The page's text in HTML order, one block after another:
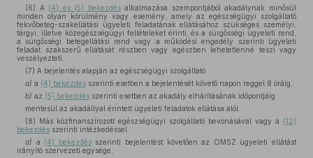
(6) A (4) és (5) bekezdésalkalmazása szempontjából akadálynak minősül
minden olyan körülmény vagy esemény, amely az egészségügyi szolgáltató
fekvőbeteg-szakellátási ügyeleti feladatának ellátásához szükséges személyi,
tárgyi, illetve közegészségügyi feltételeket érinti, és a sürgősségi ügyeleti rend,
a sürgősségi betegellátási rend vagy a működési engedély szerinti ügyeleti
feladat szakszerű ellátását részben vagy egészben lehetetlenné teszi vagy
veszélyezteti.
(7) A bejelentés alapján az egészségügyi szolgáltató
a) a (4) bekezdés szerinti esetben a bejelentését követő napon reggel 8 óráig,
b) az (5) bekezdés szerinti esetben az akadály elhárításának időpontjáig
mentesül az akadállyal érintett ügyeleti feladatok ellátása alól.
(8) Más közfinanszírozott egészségügyi szolgáltató bevonásával vagy a (12)
bekezdés szerinti intézkedéssel
a) a (4) bekezdésszerinti bejelentést követően az OMSZ ügyeleti ellátást
irányító szervezeti egysége,